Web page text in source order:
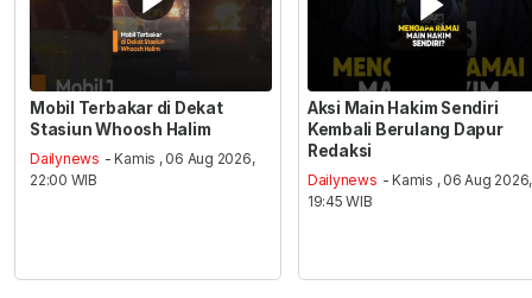
Mobil Terbakar di Dekat
Stasiun Whoosh Halim
Dailynews - Kamis , 06 Aug 2026,
22:00 WIB
Aksi Main Hakim Sendiri
Kembali Berulang Dapur
Redaksi
Dailynews - Kamis , 06 Aug 2026,
19:45 WIB